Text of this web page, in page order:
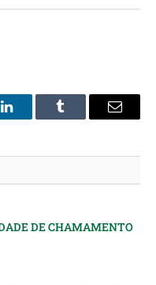
LinkedInTumblr Email
DE CHAMAMENTO